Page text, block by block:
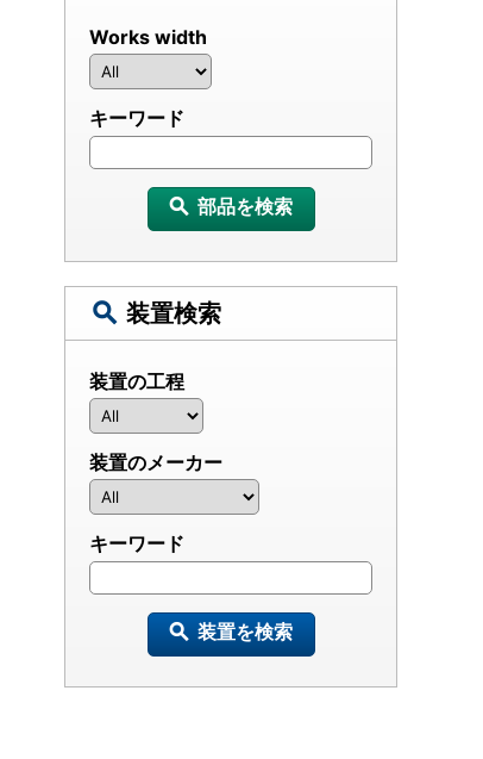
Works width
キーワード
部品を検索
装置検索
装置の工程
装置のメーカー
キーワード
装置を検索